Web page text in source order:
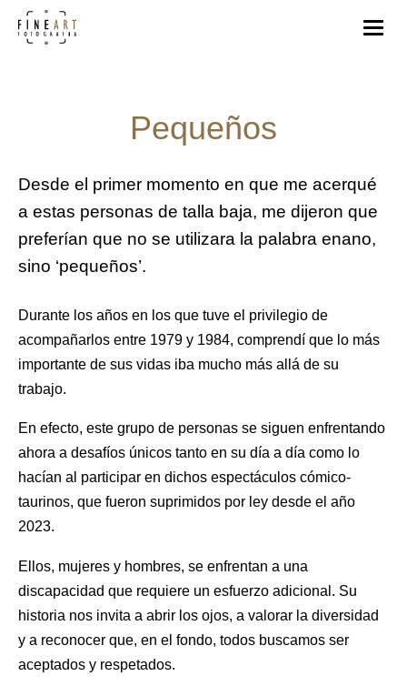
Pequeños
Desde el primer momento en que me acerqué
a estas personas de talla baja, me dijeron que
preferían que no se utilizara la palabra enano,
sino ‘pequeños’.
Durante los años en los que tuve el privilegio de
acompañarlos entre 1979 y 1984, comprendí que lo más
importante de sus vidas iba mucho más allá de su
trabajo.
En efecto, este grupo de personas se siguen enfrentando
ahora a desafíos únicos tanto en su día a día como lo
hacían al participar en dichos espectáculos cómico-
taurinos, que fueron suprimidos por ley desde el año
2023.
Ellos, mujeres y hombres, se enfrentan a una
discapacidad que requiere un esfuerzo adicional. Su
historia nos invita a abrir los ojos, a valorar la diversidad
y a reconocer que, en el fondo, todos buscamos ser
aceptados y respetados.